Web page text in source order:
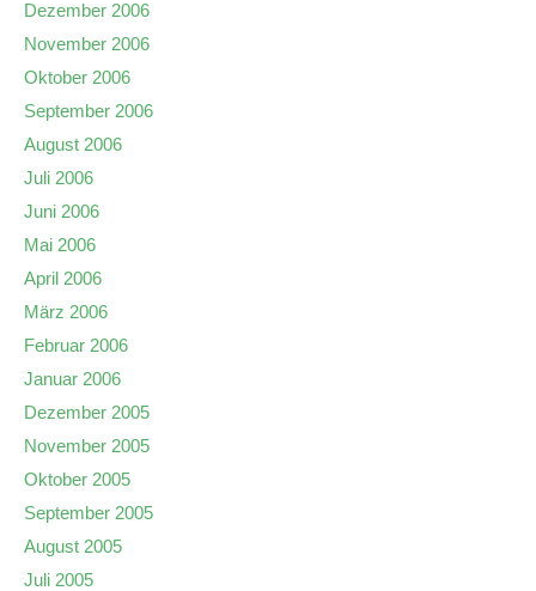
Dezember 2006
November 2006
Oktober 2006
September 2006
August 2006
Juli 2006
Juni 2006
Mai 2006
April 2006
März 2006
Februar 2006
Januar 2006
Dezember 2005
November 2005
Oktober 2005
September 2005
August 2005
Juli 2005